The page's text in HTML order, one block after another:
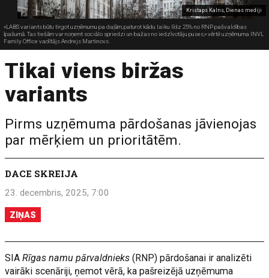
Kristaps Kalns, Dienas mediji
«LABS variants būtu tirgot uzņēmumu pa daļām, paturot kādu laiku līdz 25% no RNP pašvaldības
īpašumā. Tas tiešām var noņemt sociālo spriedzi un bažas no iedzīvotāju puses,» vērtē uzņēmuma INVL
Family Office vadītājs Andrejs Martinovs.
Tikai viens biržas
variants
Pirms uzņēmuma pārdošanas jāvienojas
par mērķiem un prioritātēm.
DACE SKREIJA
23. decembris, 2025, 7:00
ZIŅAS
SIARīgas namu pārvaldnieks (RNP) pārdošanai ir analizēti
vairāki scenāriji, ņemot vērā, ka pašreizējā uzņēmuma